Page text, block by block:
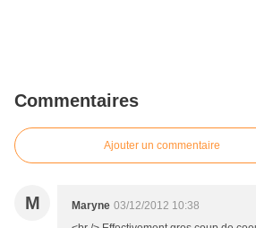
Commentaires
Ajouter un commentaire
M Maryne 03/12/2012 10:38